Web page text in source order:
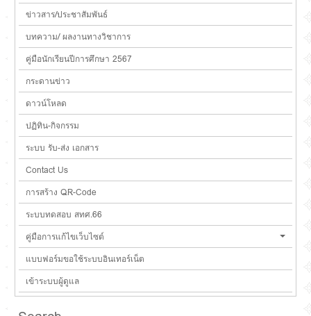
ข่าวสาร/ประชาสัมพันธ์
บทความ/ ผลงานทางวิชาการ
คู่มือนักเรียนปีการศึกษา 2567
กระดานข่าว
ดาวน์โหลด
ปฏิทิน-กิจกรรม
ระบบ รับ-ส่ง เอกสาร
Contact Us
การสร้าง QR-Code
ระบบทดสอบ สทศ.66
คู่มือการแก้ไขเว็บไซต์
แบบฟอร์มขอใช้ระบบอินเทอร์เน็ต
เข้าระบบผู้ดูแล